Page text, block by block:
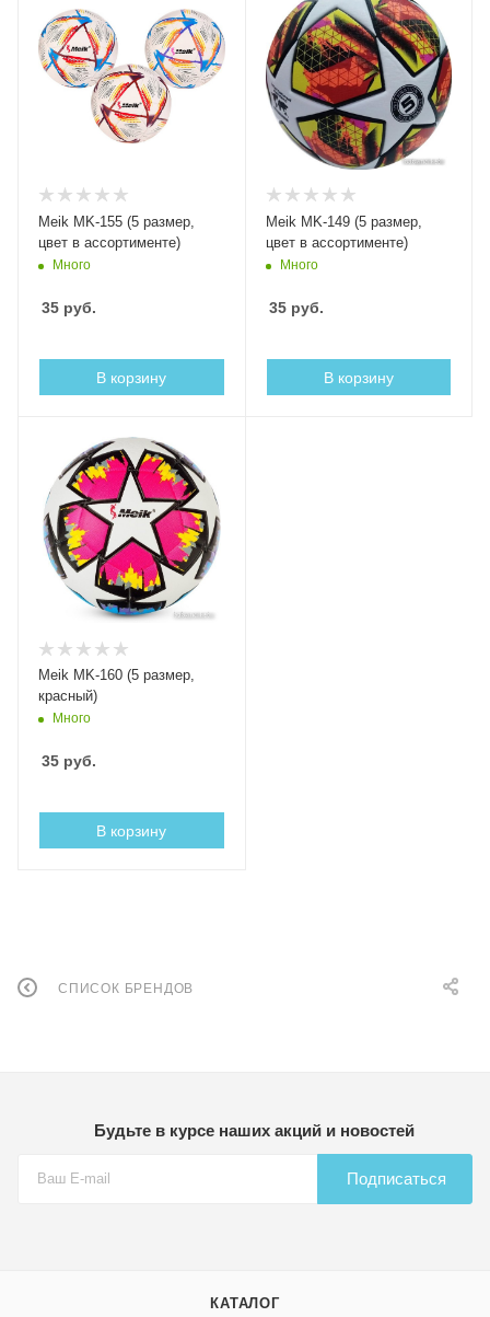
Meik MK-155 (5 размер,
цвет в ассортименте)
Много
35 руб.
В корзину
Meik MK-149 (5 размер,
цвет в ассортименте)
Много
35руб.
В корзину
Meik MK-160 (5 размер,
красный)
Много
35 руб.
В корзину
СПИСОК БРЕНДОВ
Будьте в курсе наших акций и новостей
Подписаться
КАТАЛОГ